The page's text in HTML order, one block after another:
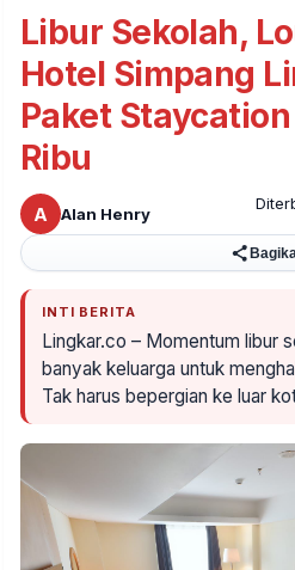
Libur Sekolah,
Hotel Simpang
Paket
Ribu
A Alan Henry
INTI BERITA
Lingkar.co – Momentum libur
banyak keluarga untuk
Tak harus bepergian ke luar